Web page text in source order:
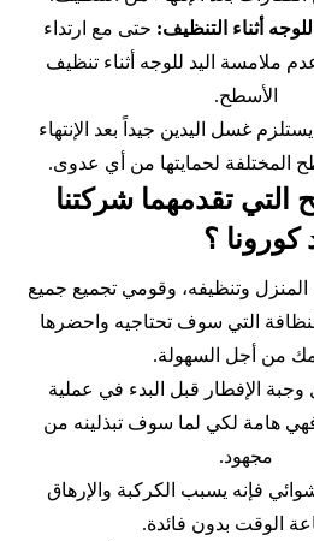
أثناء التنظيف: حتى مع ارتداء
ملامسة اليد للوجه أثناء تنظيف
الأسطح.
يستلزم غسل اليدين جيداً بعد الإنتهاء
المختلفة لحمايتها من أي عدوى.
التي تقدمهما شركتنا
كورونا ؟
المنزل وتنظيفه، وقومي تجميع جميع
التي سوف تحتاجيه واحضرها
من أجل السهولة.
الإفطار قبل البدء في عملية
فهي هامة لكي لما سوف تبذلينه من
مجهود.
فإنه يسبب الكركبة والإرهاق
الوقت بدون فائدة.